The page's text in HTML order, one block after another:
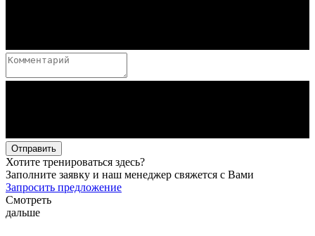
Отправить
Хотите тренироваться здесь?
Заполните заявку и наш менеджер свяжется с Вами
Запросить предложение
Смотреть
дальше